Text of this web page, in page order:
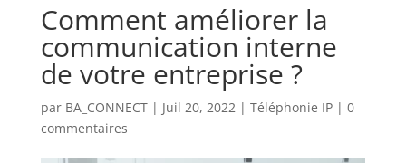
Comment améliorer la
communication interne
de votre entreprise ?
par BA_CONNECT| Juil 20, 2022| Téléphonie IP| 0
commentaires